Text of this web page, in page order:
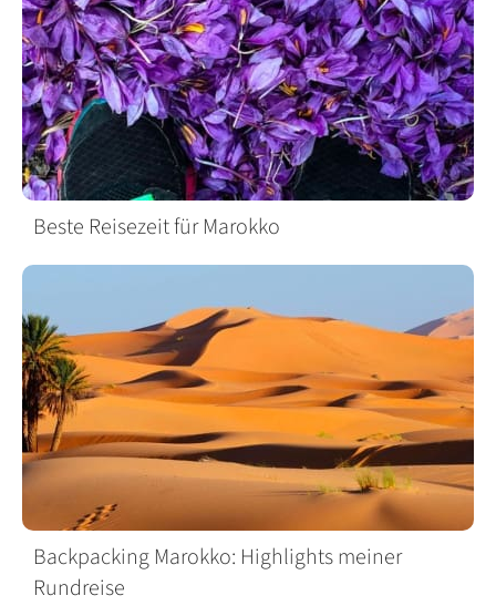
Beste Reisezeit für Marokko
Backpacking Marokko: Highlights meiner
Rundreise